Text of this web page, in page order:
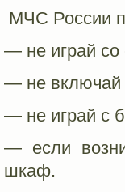
МЧС России
— не играй со
— не включай
— не играй с
— если
шкаф.